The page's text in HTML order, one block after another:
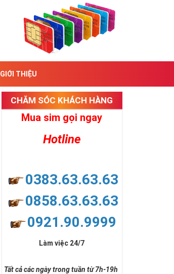
GIỚI THIỆU
CHĂM SÓC KHÁCH HÀNG
Mua sim gọi ngay
Hotline
0383.63.63.63
0858.63.63.63
0921.90.9999
Làm việc 24/7
Tất cả các ngày trong tuần từ 7h-19h